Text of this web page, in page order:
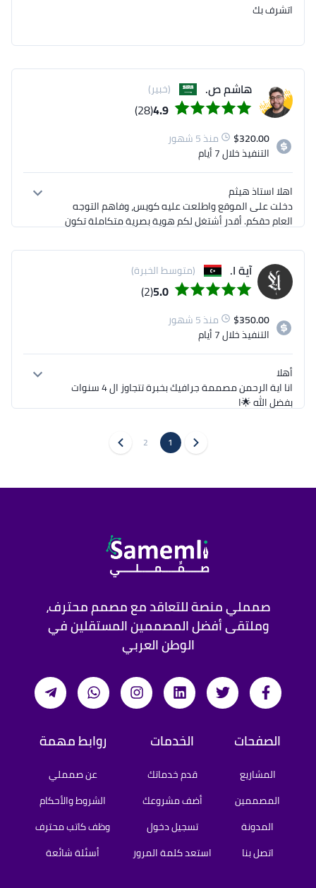
اتشرف بك
هاشم ص. (خبير)
4.9
(28)
$320.00
منذ 5 شهور
التنفيذخلال 7 أيام
جاهز نبدأ فور الاتفاق ونطلع بنتيجة تليق باسمكم.
آية ا. (متوسط الخبرة)
5.0
(2)
$350.00
منذ 5 شهور
التنفيذخلال 7 أيام
جميع التصاميم ستكون متناسقة بصريًا وتحمل هوية
موحدة تعكس احترافية شركتك بإذن الله
1
2
صمملي منصة للتعاقد مع مصمم محترف،
وملتقى أفضل المصممين المستقلين في
الوطن العربي
الصفحات
المشاريع
المصممين
المدونة
اتصل بنا
الخدمات
قدم خدماتك
أضف مشروعك
تسجيل دخول
استعد كلمة المرور
روابط مهمة
عن صمملي
الشروط والأحكام
وظف كاتب محترف
أسئلة شائعة